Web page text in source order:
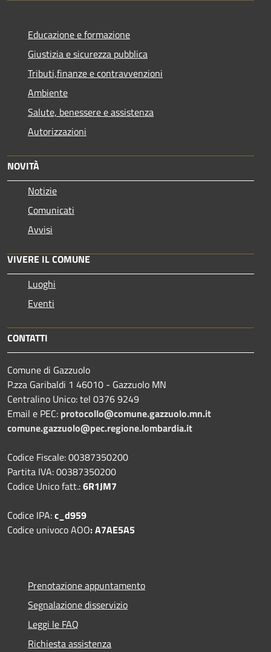
Educazione e formazione
Giustizia e sicurezza pubblica
Tributi,finanze e contravvenzioni
Ambiente
Salute, benessere e assistenza
Autorizzazioni
NOVITÀ
Notizie
Comunicati
Avvisi
VIVERE IL COMUNE
Luoghi
Eventi
CONTATTI
Comune di Gazzuolo
P.zza Garibaldi 1 46010 - Gazzuolo MN
Centralino Unico: tel 0376 9249
Email e PEC: protocollo@comune.gazzuolo.mn.it
comune.gazzuolo@pec.regione.lombardia.it
Codice Fiscale: 00387350200
Partita IVA: 00387350200
Codice Unico fatt.:6R1JM7
Codice IPA:c_d959
Codice univoco AOO: A7AE5A5
Prenotazione appuntamento
Segnalazione disservizio
Leggi le FAQ
Richiesta assistenza